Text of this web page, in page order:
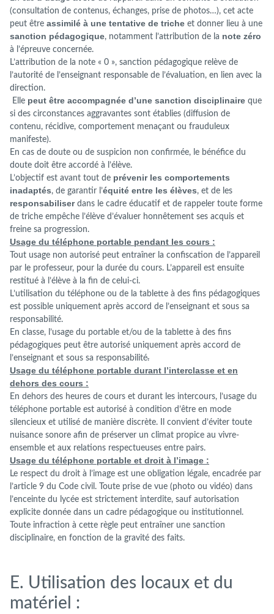
(consultation de contenus, échanges, prise de photos…), cet acte
peut être assimilé à une tentative de triche et donner lieu à une
sanction pédagogique, notamment l’attribution de la note zéro
à l’épreuve concernée.
L’attribution de la note « 0 », sanction pédagogique relève de
l’autorité de l’enseignant responsable de l’évaluation, en lien avec la
direction.
Elle peut être accompagnée d’une sanction disciplinaire que
si des circonstances aggravantes sont établies (diffusion de
contenu, récidive, comportement menaçant ou frauduleux
manifeste).
En cas de doute ou de suspicion non confirmée, le bénéfice du
doute doit être accordé à l’élève.
L’objectif est avant tout de prévenir les comportements
inadaptés, de garantir l’équité entre les élèves, et de les
responsabiliserdans le cadre éducatif et de rappeler toute forme
de triche empêche l’élève d’évaluer honnêtement ses acquis et
freine sa progression.
Usage du téléphone portable pendant les cours :
Tout usage non autorisé peut entraîner la confiscation de l’appareil
par le professeur, pour la durée du cours. L’appareil est ensuite
restitué à l’élève à la fin de celui-ci.
L’utilisation du téléphone ou de la tablette à des fins pédagogiques
est possible uniquement après accord de l’enseignant et sous sa
responsabilité.
En classe, l’usage du portable et/ou de la tablette à des fins
pédagogiques peut être autorisé uniquement après accord de
l’enseignant et sous sa responsabilité.
Usage du téléphone portable durant l’interclasse et en
dehors des cours :
En dehors des heures de cours et durant les intercours, l’usage du
téléphone portable est autorisé à condition d’être en mode
silencieux et utilisé de manière discrète. Il convient d’éviter toute
nuisance sonore afin de préserver un climat propice au vivre-
ensemble et aux relations respectueuses entre pairs.
Usage du téléphone portable et droit à l’image :
Le respect du droit à l’image est une obligation légale, encadrée par
l’article 9 du Code civil. Toute prise de vue (photo ou vidéo) dans
l’enceinte du lycée est strictement interdite, sauf autorisation
explicite donnée dans un cadre pédagogique ou institutionnel.
Toute infraction à cette règle peut entraîner une sanction
disciplinaire, en fonction de la gravité des faits.
E. Utilisation des locaux et du
matériel :